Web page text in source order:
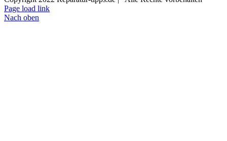
Page load link
Nach oben